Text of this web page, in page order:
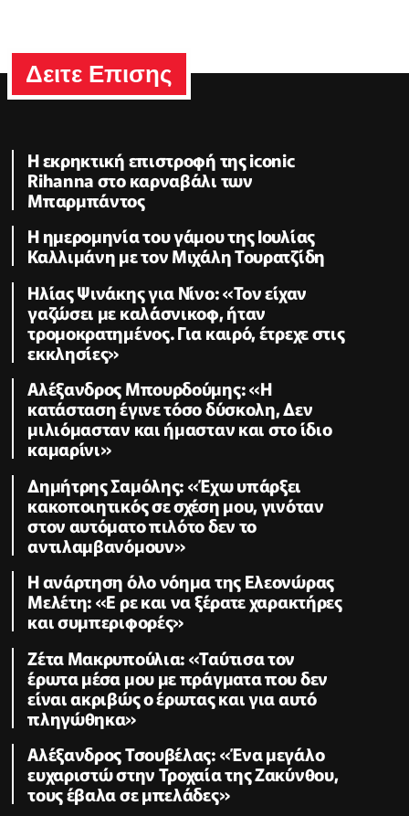
Δειτε Επισης
Η εκρηκτική επιστροφή της iconic
Rihanna στο καρναβάλι των
Μπαρμπάντος
Η ημερομηνία του γάμου της Ιουλίας
Καλλιμάνη με τον Μιχάλη Τουρατζίδη
Ηλίας Ψινάκης για Νίνο: «Τον είχαν
γαζώσει με καλάσνικοφ, ήταν
τρομοκρατημένος. Για καιρό, έτρεχε στις
εκκλησίες»
Αλέξανδρος Μπουρδούμης: «Η
κατάσταση έγινε τόσο δύσκολη, Δεν
μιλιόμασταν και ήμασταν και στο ίδιο
καμαρίνι»
Δημήτρης Σαμόλης: «Έχω υπάρξει
κακοποιητικός σε σχέση μου, γινόταν
στον αυτόματο πιλότο δεν το
αντιλαμβανόμουν»
Η ανάρτηση όλο νόημα της Ελεονώρας
Μελέτη: «Ε ρε και να ξέρατε χαρακτήρες
και συμπεριφορές»
Ζέτα Μακρυπούλια: «Ταύτισα τον
έρωτα μέσα μου με πράγματα που δεν
είναι ακριβώς ο έρωτας και για αυτό
πληγώθηκα»
Αλέξανδρος Τσουβέλας: «Ένα μεγάλο
ευχαριστώ στην Τροχαία της Ζακύνθου,
τους έβαλα σε μπελάδες»